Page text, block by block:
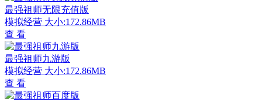
最强祖师无限充值版
模拟经营 大小:172.86MB
查 看
最强祖师九游版
模拟经营 大小:172.86MB
查 看